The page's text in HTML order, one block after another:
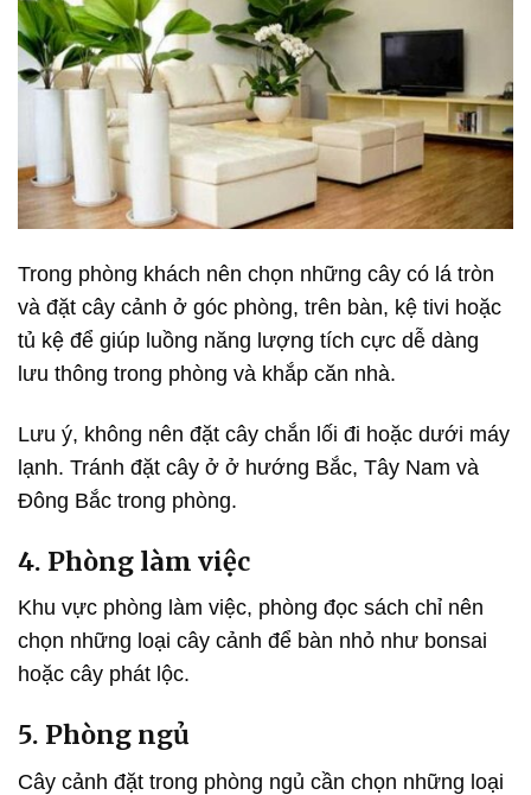
Trong phòng khách nên chọn những cây có lá tròn
và đặt cây cảnh ở góc phòng, trên bàn, kệ tivi hoặc
tủ kệ để giúp luồng năng lượng tích cực dễ dàng
lưu thông trong phòng và khắp căn nhà.
Lưu ý, không nên đặt cây chắn lối đi hoặc dưới máy
lạnh. Tránh đặt cây ở ở hướng Bắc, Tây Nam và
Đông Bắc trong phòng.
4. Phòng làm việc
Khu vực phòng làm việc, phòng đọc sách chỉ nên
chọn những loại cây cảnh để bàn nhỏ như bonsai
hoặc cây phát lộc.
5. Phòng ngủ
Cây cảnh đặt trong phòng ngủ cần chọn những loại